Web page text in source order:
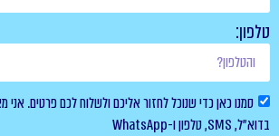
טלפון:
סמנו כאן כדי שנוכל לחזור אליכם ולשלוח לכם פרטים.
בדוא”ל, SMS, טלפון ו-WhatsApp